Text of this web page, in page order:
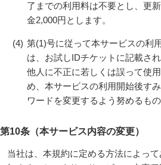
了までの利用料は不要とし、更
金2,000円とします。
(4) 第(1)号に従って本サービスの利
は、お試しIDチケットに記載さ
他人に不正に若しくは誤って使
め、本サービスの利用開始後す
ワードを変更するよう努めるもの
第10条（本サービス内容の変更）
当社は、本規約に定める方法によっ